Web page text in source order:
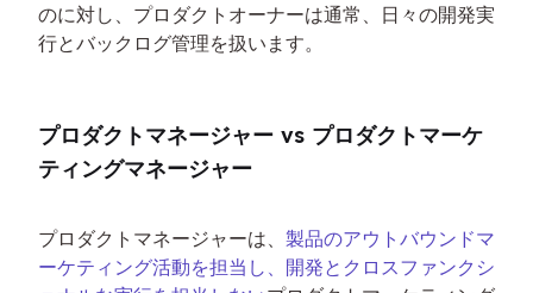
のに対し、プロダクトオーナーは通常、日々の開発実
行とバックログ管理を扱います。
プロダクトマネージャー vs プロダクトマーケ
ティングマネージャー
プロダクトマネージャーは、 製品のアウトバウンドマ
ーケティング活動を担当し、開発とクロスファンクシ